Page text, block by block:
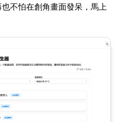
不怕在創角畫面發呆，馬上